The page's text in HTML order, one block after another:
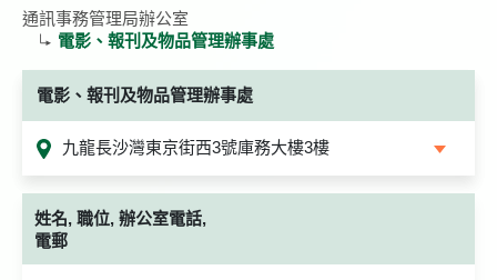
通訊事務管理局辦公室
電影、報刊及物品管理辦事處
電影、報刊及物品管理辦事處
九龍長沙灣東京街西3號庫務大樓3樓
姓名, 職位, 辦公室電話,
電郵